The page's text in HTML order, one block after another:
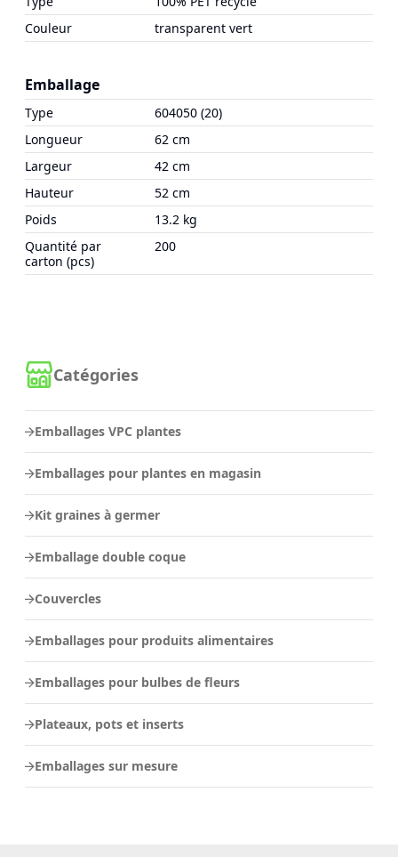
Catégories
Emballages VPC plantes
Emballages pour plantes en magasin
Kit graines à germer
Emballage double coque
Couvercles
Emballages pour produits alimentaires
Emballages pour bulbes de fleurs
Plateaux, pots et inserts
Emballages sur mesure
Couleur
transparent vert
Emballage
Type
604050 (20)
Longueur
62 cm
Largeur
42 cm
Hauteur
52 cm
Poids
13.2 kg
Quantité par
carton (pcs)
200